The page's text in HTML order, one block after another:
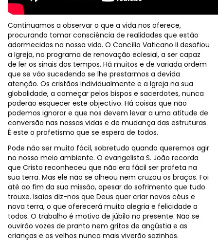
Continuamos a observar o que a vida nos oferece,
procurando tomar consciência de realidades que estão
adormecidas na nossa vida. O Concílio Vaticano II desafiou
a Igreja, no programa de renovação eclesial, a ser capaz
de ler os sinais dos tempos. Há muitos e de variada ordem
que se vão sucedendo se lhe prestarmos a devida
atenção. Os cristãos individualmente e a Igreja na sua
globalidade, a começar pelos bispos e sacerdotes, nunca
poderão esquecer este objectivo. Há coisas que não
podemos ignorar e que nos devem levar a uma atitude de
conversão nas nossas vidas e de mudança das estruturas.
É este o profetismo que se espera de todos.
Pode não ser muito fácil, sobretudo quando queremos agir
no nosso meio ambiente. O evangelista S. João recorda
que Cristo reconheceu que não era fácil ser profeta na
sua terra. Mas ele não se alheou nem cruzou os braços. Foi
até ao fim da sua missão, apesar do sofrimento que tudo
trouxe. Isaías diz-nos que Deus quer criar novos céus e
nova terra, o que oferecerá muita alegria e felicidade a
todos. O trabalho é motivo de júbilo no presente. Não se
ouvirão vozes de pranto nem gritos de angústia e as
crianças e os velhos nunca mais viverão sozinhos.